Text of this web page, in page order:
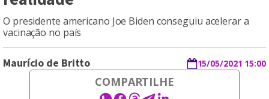
O presidente americano Joe Biden conseguiu acelerar a
vacinação no país
Maurício de Britto 15/05/2021 15:00
COMPARTILHE